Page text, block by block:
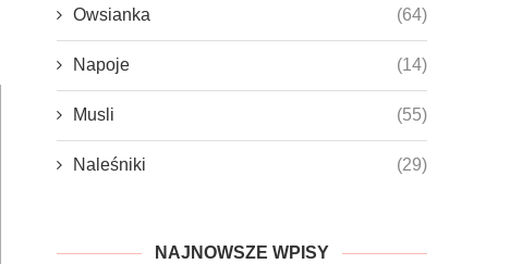
Owsianka (64)
Napoje (14)
Musli (55)
Naleśniki (29)
NAJNOWSZE WPISY